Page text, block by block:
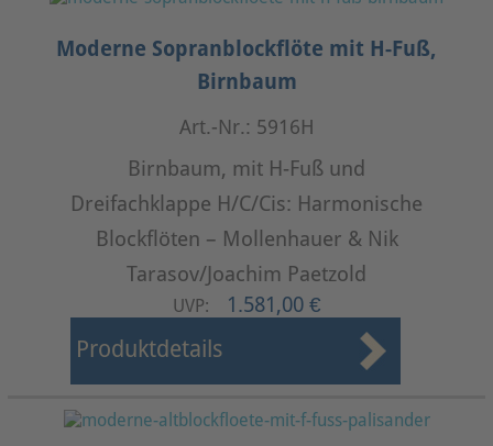
Moderne Sopranblockflöte mit H-Fuß,
Birnbaum
Art.-Nr.: 5916H
Birnbaum, mit H-Fuß und
Dreifachklappe H/C/Cis: Harmonische
Blockflöten – Mollenhauer & Nik
Tarasov/Joachim Paetzold
UVP: 1.581,00 €
Produktdetails